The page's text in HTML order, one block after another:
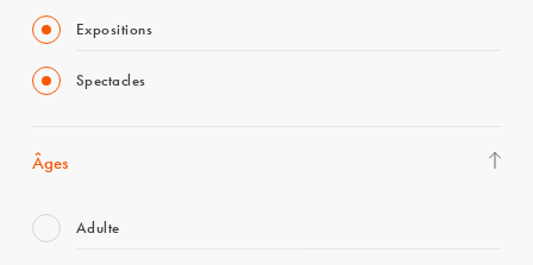
Expositions
Spectacles
Âges
Adulte